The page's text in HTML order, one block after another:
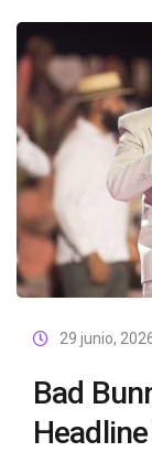
29 junio,
Bad